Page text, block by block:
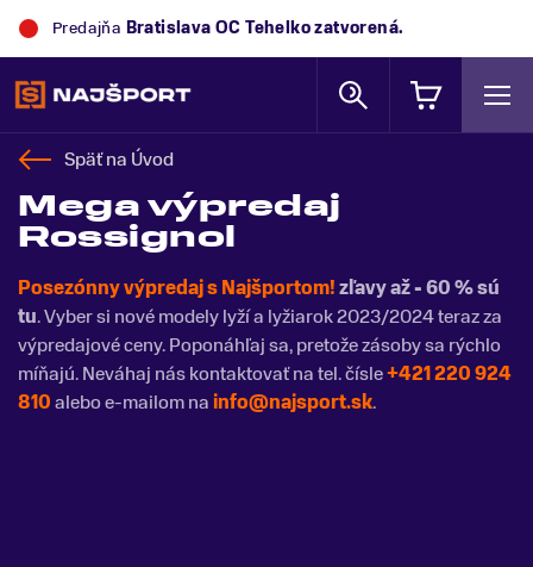
Predajňa Trek Flagship Store Bratislavazatvorená.
Späť na Úvod
Mega výpredaj
Rossignol
Posezónny výpredaj s Najšportom!zľavy až - 60 % sú
tu. Vyber si nové modely lyží a lyžiarok 2023/2024 teraz za
výpredajové ceny. Poponáhľaj sa, pretože zásoby sa rýchlo
míňajú. Neváhaj nás kontaktovať na tel. čísle+421 220 924
810alebo e-mailom nainfo@najsport.sk.